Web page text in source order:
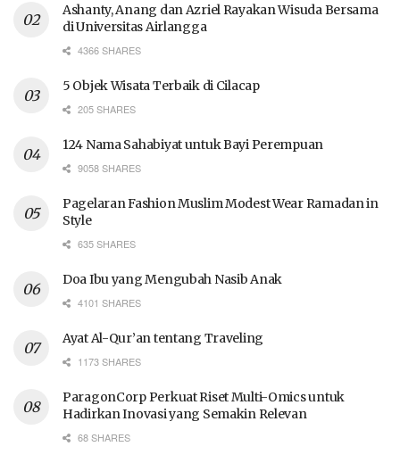
Ashanty, Anang dan Azriel Rayakan Wisuda Bersama
di Universitas Airlangga
4366 SHARES
5 Objek Wisata Terbaik di Cilacap
205 SHARES
124 Nama Sahabiyat untuk Bayi Perempuan
9058 SHARES
Pagelaran Fashion Muslim Modest Wear Ramadan in
Style
635 SHARES
Doa Ibu yang Mengubah Nasib Anak
4101 SHARES
Ayat Al-Qur’an tentang Traveling
1173 SHARES
ParagonCorp Perkuat Riset Multi-Omics untuk
Hadirkan Inovasi yang Semakin Relevan
68 SHARES